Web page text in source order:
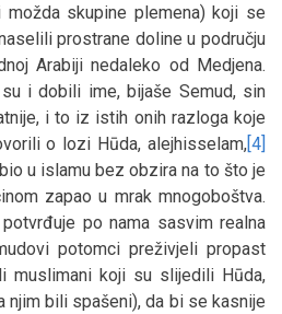
skupine plemena) koji se
prostrane doline u području
Arabiji nedaleko od Medjena.
i dobili ime, bijaše Semud, sin
i to iz istih onih razloga koje
o lozi Hūda, alejhisselam,[4]
u islamu bez obzira na to što je
zapao u mrak mnogoboštva.
po nama sasvim realna
potomci preživjeli propast
muslimani koji su slijedili Hūda,
njim bili spašeni), da bi se kasnije